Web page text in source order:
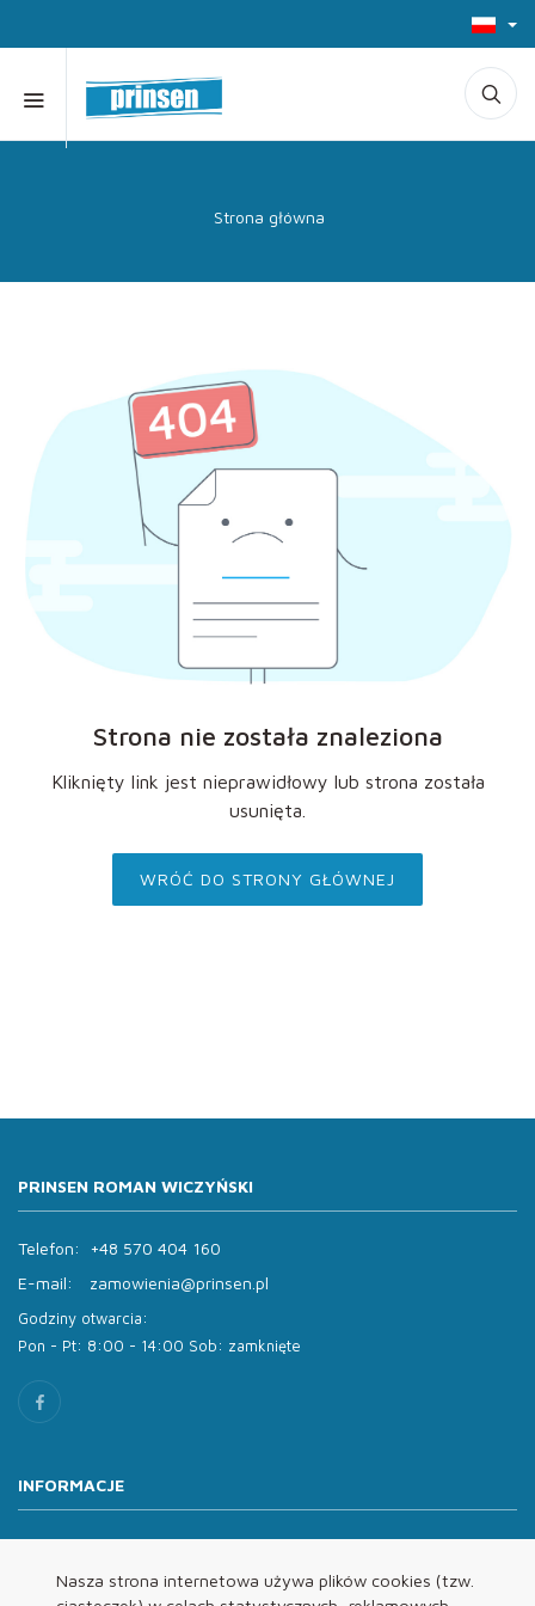
Nasza strona internetowa używa plików cookies (tzw.
Strona główna
Strona nie została znaleziona
Kliknięty link jest nieprawidłowy lub strona została
usunięta.
WRÓĆ DO STRONY GŁÓWNEJ
PRINSEN ROMAN WICZYŃSKI
Telefon:
+48 570 404 160
E-mail:
zamowienia@prinsen.pl
Godziny otwarcia:
Pon - Pt: 8:00 - 14:00 Sob: zamknięte
INFORMACJE
Oferta